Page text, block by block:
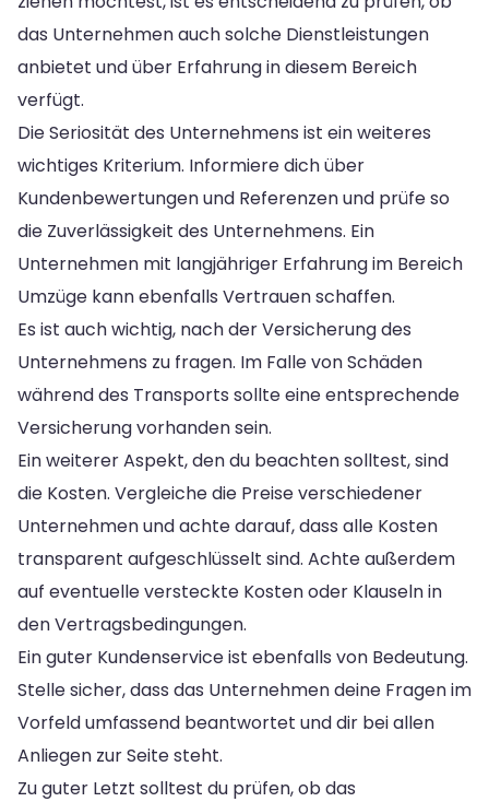
das Unternehmen auch solche Dienstleistungen
anbietet und über Erfahrung in diesem Bereich
verfügt.
Die Seriosität des Unternehmens ist ein weiteres
wichtiges Kriterium. Informiere dich über
Kundenbewertungen und Referenzen und prüfe so
die Zuverlässigkeit des Unternehmens. Ein
Unternehmen mit langjähriger Erfahrung im Bereich
Umzüge kann ebenfalls Vertrauen schaffen.
Es ist auch wichtig, nach der Versicherung des
Unternehmens zu fragen. Im Falle von Schäden
während des Transports sollte eine entsprechende
Versicherung vorhanden sein.
Ein weiterer Aspekt, den du beachten solltest, sind
die Kosten. Vergleiche die Preise verschiedener
Unternehmen und achte darauf, dass alle Kosten
transparent aufgeschlüsselt sind. Achte außerdem
auf eventuelle versteckte Kosten oder Klauseln in
den Vertragsbedingungen.
Ein guter Kundenservice ist ebenfalls von Bedeutung.
Stelle sicher, dass das Unternehmen deine Fragen im
Vorfeld umfassend beantwortet und dir bei allen
Anliegen zur Seite steht.
Zu guter Letzt solltest du prüfen, ob das